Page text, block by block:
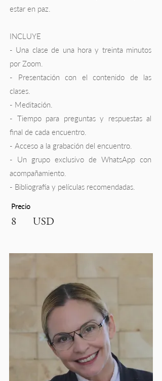
estar en paz.
INCLUYE
- Una clase de una hora y treinta minutos
por Zoom.
- Presentación con el contenido de las
clases.
- Meditación.
- Tiempo para preguntas y respuestas al
final de cada encuentro.
- Acceso a la grabación del encuentro.
- Un grupo exclusivo de WhatsApp con
acompañamiento.
- Bibliografía y películas recomendadas.
Precio
8 USD